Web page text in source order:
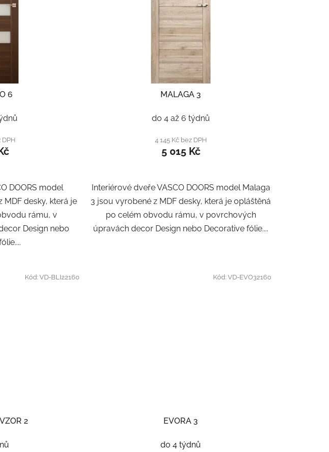
6
DPH
DOORS model
desky, která je
rámu, v
Design nebo
MALAGA 3
do 4 až 6 týdnů
4 145 Kč bez DPH
5 015 Kč
Interiérové dveře VASCO DOORS model Malaga
3 jsou vyrobené z MDF desky, která je opláštěná
po celém obvodu rámu, v povrchových
úpravách decor Design nebo Decorative fólie....
2
Kód:VD-BLI22160
EVORA 3
do 4 týdnů
Kód:VD-EVO32160